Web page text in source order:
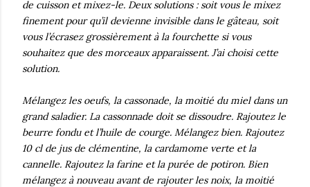
de cuisson et mixez-le. Deux solutions : soit vous le mixez
finement pour qu’il devienne invisible dans le gâteau, soit
vous l’écrasez grossièrement à la fourchette si vous
souhaitez que des morceaux apparaissent. J’ai choisi cette
solution.
Mélangez les oeufs, la cassonade, la moitié du miel dans un
grand saladier. La cassonnade doit se dissoudre. Rajoutez le
beurre fondu et l’huile de courge. Mélangez bien. Rajoutez
10 cl de jus de clémentine, la cardamome verte et la
cannelle. Rajoutez la farine et la purée de potiron. Bien
mélangez à nouveau avant de rajouter les noix, la moitié